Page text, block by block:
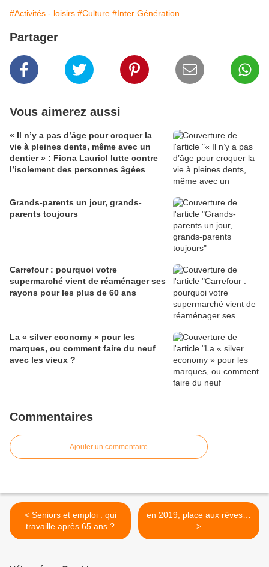
#Activités - loisirs #Culture #Inter Génération
Partager
Vous aimerez aussi
« Il n’y a pas d’âge pour croquer la
vie à pleines dents, même avec un
dentier » : Fiona Lauriol lutte contre
l’isolement des personnes âgées
Grands-parents un jour, grands-
parents toujours
Carrefour : pourquoi votre
supermarché vient de réaménager ses
rayons pour les plus de 60 ans
La « silver economy » pour les
marques, ou comment faire du neuf
avec les vieux ?
Commentaires
Ajouter un commentaire
< Seniors et emploi : qui
travaille après 65 ans ?
en 2019, place aux rêves…
>